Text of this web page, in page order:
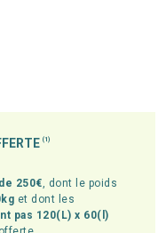
(1)
250€, dont le poids
et dont les
pas 120(L) x 60(l)